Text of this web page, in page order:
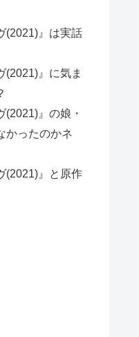
(2021)』は実話
(2021)』に気ま
(2021)』の娘・
かったのかネ
(2021)』と原作